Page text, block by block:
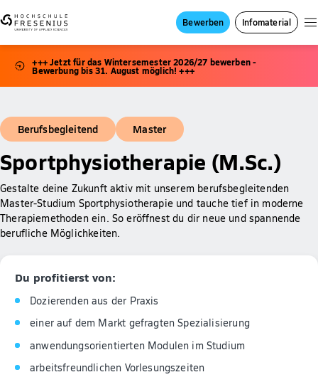
Bewerben Infomaterial
+++ Jetzt für das Wintersemester 2026/27 bewerben -
Bewerbung bis 31. August möglich! +++
Berufsbegleitend Master
Sportphysiotherapie (M.Sc.)
Gestalte deine Zukunft aktiv mit unserem berufsbegleitenden
Master-Studium Sportphysiotherapie und tauche tief in moderne
Therapiemethoden ein. So eröffnest du dir neue und spannende
berufliche Möglichkeiten.
Du profitierst von:
Dozierenden aus der Praxis
einer auf dem Markt gefragten Spezialisierung
anwendungsorientierten Modulen im Studium
arbeitsfreundlichen Vorlesungszeiten